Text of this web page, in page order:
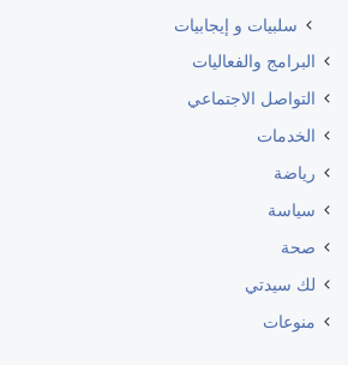
سلبيات و إيجابيات
البرامج والفعاليات
التواصل الاجتماعي
الخدمات
رياضة
سياسة
صحة
لك سيدتي
منوعات